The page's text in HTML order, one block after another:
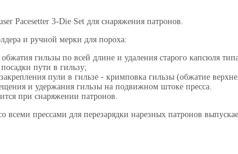
Pacesetter 3-Die Set для снаряжения патронов.
и ручной мерки для пороха:
гильзы по всей длине и удаления старого капсюля
пути в гильзу;
пули в гильзе - кримповка гильзы (обжатие
и удержания гильзы на подвижном штоке пресса.
при снаряжении патронов.
всеми прессами для перезарядки нарезных патронов